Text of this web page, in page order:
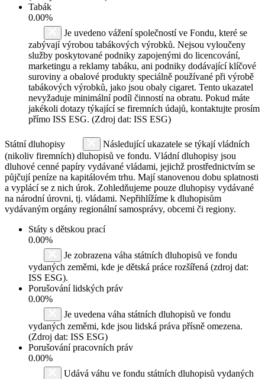
Tabák
0.00%
Je uvedeno vážení společností ve Fondu, které se
zabývají výrobou tabákových výrobků. Nejsou vyloučeny
služby poskytované podniky zapojenými do licencování,
marketingu a reklamy tabáku, ani podniky dodávající klíčové
suroviny a obalové produkty speciálně používané při výrobě
tabákových výrobků, jako jsou obaly cigaret. Tento ukazatel
nevyžaduje minimální podíl činností na obratu. Pokud máte
jakékoli dotazy týkající se firemních údajů, kontaktujte prosím
přímo ISS ESG. (Zdroj dat: ISS ESG)
Státní dluhopisy
Následující ukazatele se týkají vládních
(nikoliv firemních) dluhopisů ve fondu. Vládní dluhopisy jsou
dluhové cenné papíry vydávané vládami, jejichž prostřednictvím se
půjčují peníze na kapitálovém trhu. Mají stanovenou dobu splatnosti
a vyplácí se z nich úrok. Zohledňujeme pouze dluhopisy vydávané
na národní úrovni, tj. vládami. Nepřihlížíme k dluhopisům
vydávaným orgány regionální samosprávy, obcemi či regiony.
Státy s dětskou prací
0.00%
Je zobrazena váha státních dluhopisů ve fondu
vydaných zeměmi, kde je dětská práce rozšířená (zdroj dat:
ISS ESG).
Porušování lidských práv
0.00%
Je uvedena váha státních dluhopisů ve fondu
vydaných zeměmi, kde jsou lidská práva přísně omezena.
(Zdroj dat: ISS ESG)
Porušování pracovních práv
0.00%
Udává váhu ve fondu státních dluhopisů vydaných